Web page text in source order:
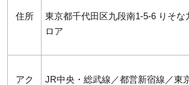
住所
東京都千代田区九段南1-5-6 りそな
ロア
アク
JR中央・総武線／都営新宿線／東